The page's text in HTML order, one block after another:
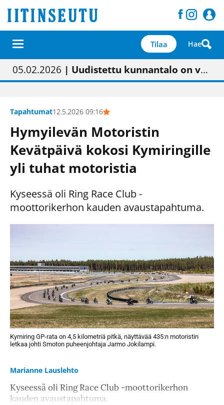
Tilaa Hae
01.02.2026 | Painon vaihtumisen pitäisi näkyä hieman parempana painojäljen laatuna lehdessä
05.02.2026 | Uudistettu kunnantalo on valoisa
23.04.2026 | “Olemme käynnistämässä uudelleen keskustavisiotyön”
09.05.2026| "Maalla on totuttu elämään omavaraisemmin kuin kaupungissa"
Tapahtumat12.5.2026 09:16
Hymyilevän Motoristin
Kevätpäivä kokosi Kymiringille
yli tuhat motoristia
Kyseessä oli Ring Race Club -
moottorikerhon kauden avaustapahtuma.
Kymiring GP-rata on 4,5 kilometriä pitkä, näyttävää 435:n motoristin
letkaa johti Smoton puheenjohtaja Jarmo Jokilampi.
Marianne Lauslehto
Kyseessä oli Ring Race Club -moottorikerhon
kauden avaustapahtuma.